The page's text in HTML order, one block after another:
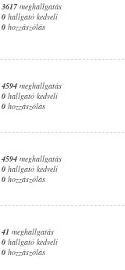
3617 meghallgatás
0 hallgató kedveli
0 hozzászólás
4594 meghallgatás
0 hallgató kedveli
0 hozzászólás
4594 meghallgatás
0 hallgató kedveli
0 hozzászólás
41 meghallgatás
0 hallgató kedveli
0 hozzászólás